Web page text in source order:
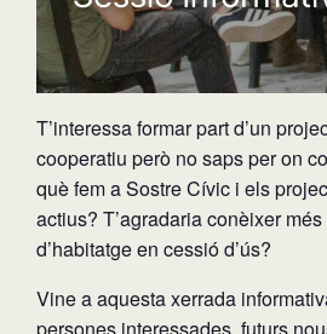
T’interessa formar part d’un
cooperatiu però no saps per on
què fem a Sostre Cívic i els
actius? T’agradaria conèixer
d’habitatge en cessió d’ús?
Vine a aquesta xerrada